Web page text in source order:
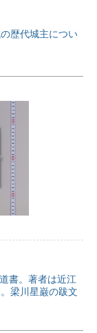
歴代城主につい
書。著者は近江
梁川星巌の跋文